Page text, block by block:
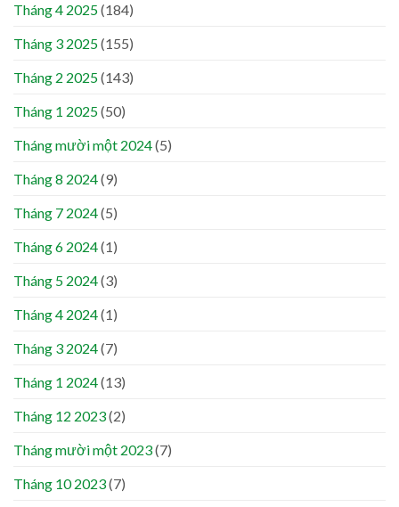
Tháng 4 2025(184)
Tháng 3 2025(155)
Tháng 2 2025(143)
Tháng 1 2025(50)
Tháng mười một 2024(5)
Tháng 8 2024(9)
Tháng 7 2024(5)
Tháng 6 2024(1)
Tháng 5 2024(3)
Tháng 4 2024(1)
Tháng 3 2024(7)
Tháng 1 2024(13)
Tháng 12 2023(2)
Tháng mười một 2023(7)
Tháng 10 2023(7)